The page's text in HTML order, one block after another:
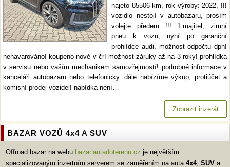
najeto 85506 km, rok výroby: 2022, !!!
vozidlo nestojí v autobazaru, prosím
volejte předem !!! 1.majitel, zimní
pneu k vozu, nyní po garanční
prohlídce audi, možnost odpočtu dph!
nehavarováno! koupeno nové v čr! možnost záruky až na 3 roky! prohlídka
v servisu nebo vaším mechanikem samozřejmostí! podrobné informace v
kanceláři autobazaru nebo telefonicky. dále nabízíme výkup, protiúčet a
komisní prodej vozidel! nabídka není…
Zobrazit inzerát
BAZAR VOZŮ 4x4 A SUV
Offroad bazar na webu bazar.autadoterenu.cz je největším
specializovaným inzertním serverem se zaměřením na auta 4x4, SUV a